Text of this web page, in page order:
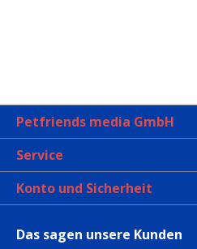
Petfriends media GmbH
Service
Konto und Sicherheit
Das sagen unsere Kunden